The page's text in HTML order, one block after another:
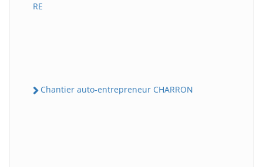
RE
Chantier auto-entrepreneur CHARRON